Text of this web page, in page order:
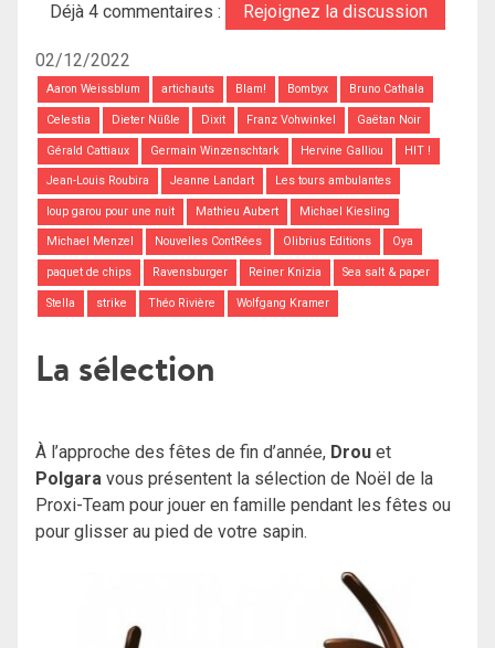
Déjà 4 commentaires : Rejoignez la discussion
02/12/2022
Aaron Weissblum artichauts Blam! Bombyx Bruno Cathala
Celestia Dieter Nüßle Dixit Franz Vohwinkel Gaëtan Noir
Gérald Cattiaux Germain Winzenschtark Hervine Galliou HIT !
Jean-Louis Roubira Jeanne Landart Les tours ambulantes
loup garou pour une nuit Mathieu Aubert Michael Kiesling
Michael Menzel Nouvelles ContRées Olibrius Editions Oya
paquet de chips Ravensburger Reiner Knizia Sea salt & paper
Stella strike Théo Rivière Wolfgang Kramer
La sélection
À l’approche des fêtes de fin d’année, Drou et
Polgara vous présentent la sélection de Noël de la
Proxi-Team pour jouer en famille pendant les fêtes ou
pour glisser au pied de votre sapin.